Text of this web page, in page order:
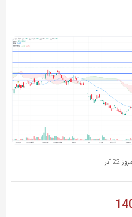
آذر